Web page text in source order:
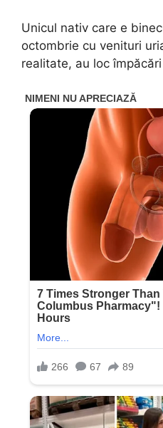
Unicul nativ care e
octombrie cu venituri
realitate, au loc